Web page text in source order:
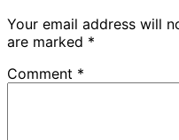
Your email address will
are marked *
Comment *